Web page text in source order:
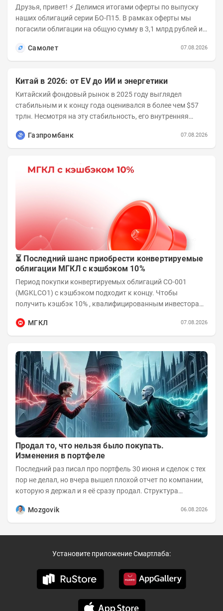
Друзья, привет! ⚡️ Делимся итогами оферты по выпуску
наших облигаций серии БО-П15. В рамках оферты мы
погасили облигации на общую сумму в 3,1 млрд рублей из
Самолет
07.08.2026
Китай в 2026: от EV до ИИ и энергетики
Китайский фондовый рынок в 2025 году выглядел
стабильным и к концу года оценивался в более чем $57
трлн. Несмотря на эту стабильность, его внутренняя
Газпромбанк
07.08.2026
⏳ Последний шанс приобрести конвертируемые
облигации МГКЛ с кэшбэком 10%
Период покупки конвертируемых облигаций СО-001
(MGKLCO1) с кэшбэком подходит к концу. Чтобы
получить кэшбэк 10% , квалифицированным инвесторам
МГКЛ
07.08.2026
Продал то, что нельзя было покупать.
Изменения в портфеле
Последний раз писал про портфель 30 июня и сделок с тех
пор не делал, но вчера вышел плохой отчет по компании,
которую я держал и я её сразу продал. Структура
Mozgovik
06.08.2026
Установите приложение Смартлаба: